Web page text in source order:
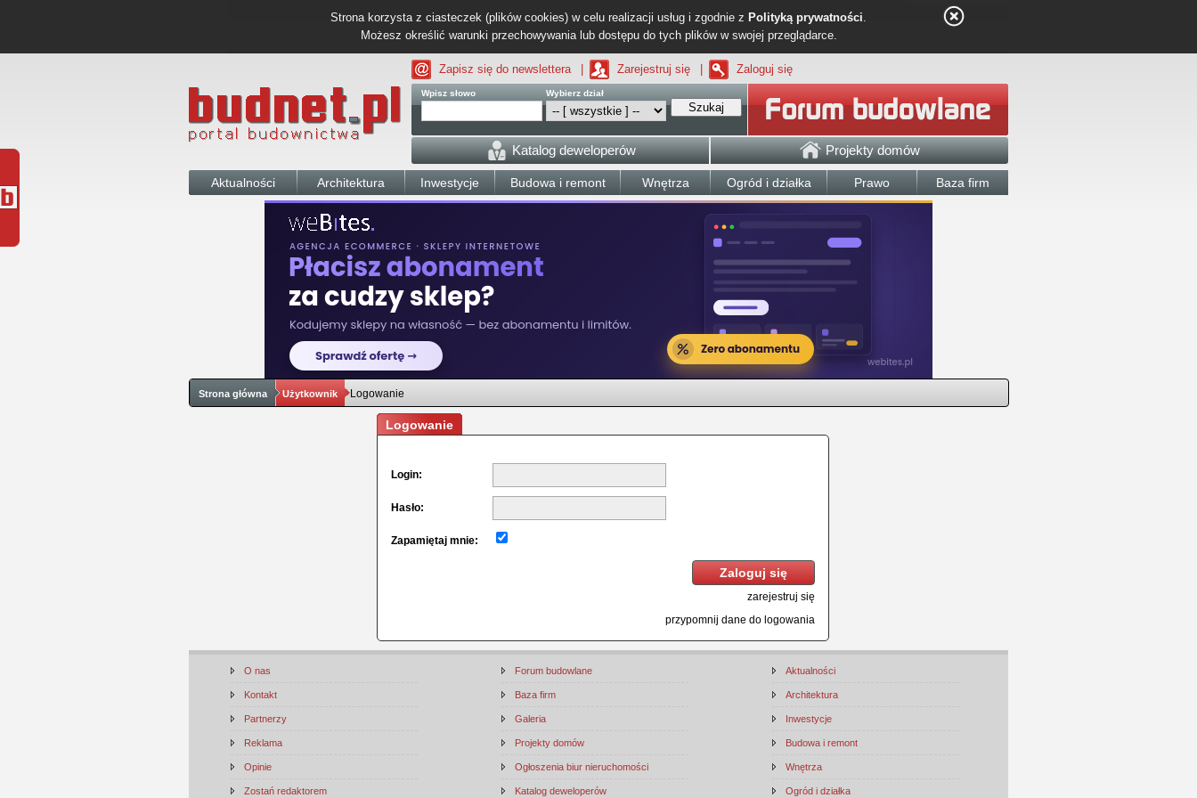
Strona korzysta z ciasteczek (plików cookies) w celu realizacji usług i zgodnie z Polityką prywatności.
Możesz określić warunki przechowywania lub dostępu do tych plików w swojej przeglądarce.
Zapisz się do newslettera Zarejestruj się Zaloguj się
Wpisz słowo Wybierz dział
Szukaj
Katalog deweloperów Projekty domów
Aktualności Architektura Inwestycje Budowa i remont Wnętrza Ogród i działka Prawo Baza firm
Strona główna Użytkownik Logowanie
Logowanie
Login:
Hasło:
Zapamiętaj mnie:
zarejestruj się
przypomnij dane do logowania
O nas
Kontakt
Partnerzy
Reklama
Opinie
Zostań redaktorem
Forum budowlane
Baza firm
Galeria
Projekty domów
Ogłoszenia biur nieruchomości
Katalog deweloperów
Aktualności
Architektura
Inwestycje
Budowa i remont
Wnętrza
Ogród i działka